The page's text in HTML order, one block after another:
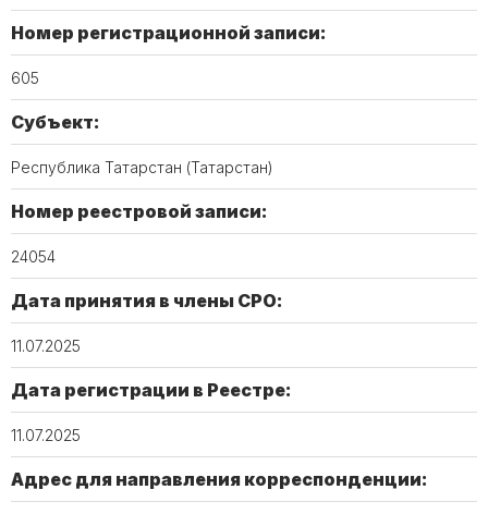
Номер регистрационной записи:
605
Субъект:
Республика Татарстан (Татарстан)
Номер реестровой записи:
24054
Дата принятия в члены СРО:
11.07.2025
Дата регистрации в Реестре:
11.07.2025
Адрес для направления корреспонденции: